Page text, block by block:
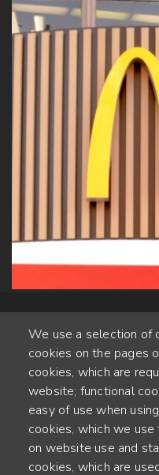
Alte Steinhauserstr. 1 |
55
We use a selection of
cookies on the pages
cookies, which are
website; functional
easy of use when
cookies, which we
on website use and
cookies, which are